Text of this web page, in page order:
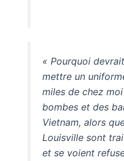
« Pourquoi
mettre un
miles de chez
bombes et des
Vietnam, alors
Louisville sont
et se voient